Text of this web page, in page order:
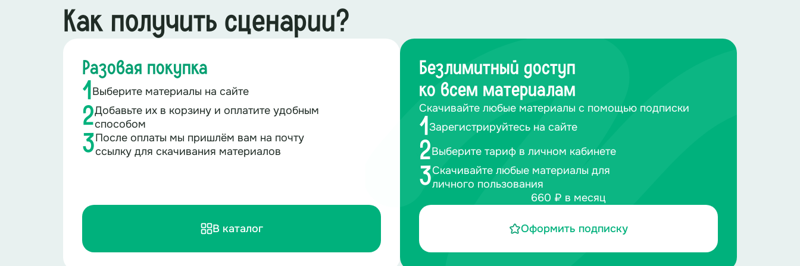
стал вдохновляющим примером для тысяч бойцов. Александру на тот момент было 19 лет.
Как получить сценарии?
Разовая покупка
1Выберите материалы на сайте
2Добавьте их в корзину и оплатите удобным
способом
3После оплаты мы пришлём вам на почту
ссылку для скачивания материалов
В каталог
Безлимитный доступ
ко всем материалам
Скачивайте любые материалы с помощью подписки
1Зарегистрируйтесь на сайте
2Выберите тариф в личном кабинете
3Скачивайте любые материалы для
личного пользования
660 ₽ в месяц
Оформить подписку